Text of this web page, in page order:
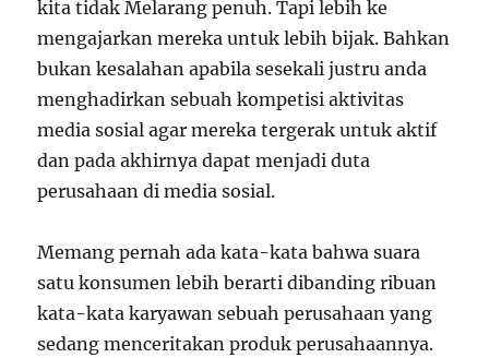
kita tidak Melarang penuh. Tapi lebih ke
mengajarkan mereka untuk lebih bijak. Bahkan
bukan kesalahan apabila sesekali justru anda
menghadirkan sebuah kompetisi aktivitas
media sosial agar mereka tergerak untuk aktif
dan pada akhirnya dapat menjadi duta
perusahaan di media sosial.
Memang pernah ada kata-kata bahwa suara
satu konsumen lebih berarti dibanding ribuan
kata-kata karyawan sebuah perusahaan yang
sedang menceritakan produk perusahaannya.